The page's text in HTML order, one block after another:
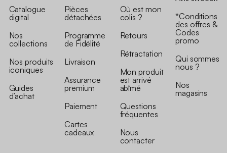
Catalogue
digital
Nos
collections
Nos produits
iconiques
Guides
d’achat
Pièces
détachées
Programme
de Fidélité
Livraison
Assurance
premium
Paiement
Cartes
cadeaux
Où est mon
colis ?
Retours
Rétractation
Mon produit
est arrivé
abîmé
Questions
fréquentes
Nous
contacter
*Conditions
des offres &
Codes
promo
Qui sommes
nous ?
Nos
magasins